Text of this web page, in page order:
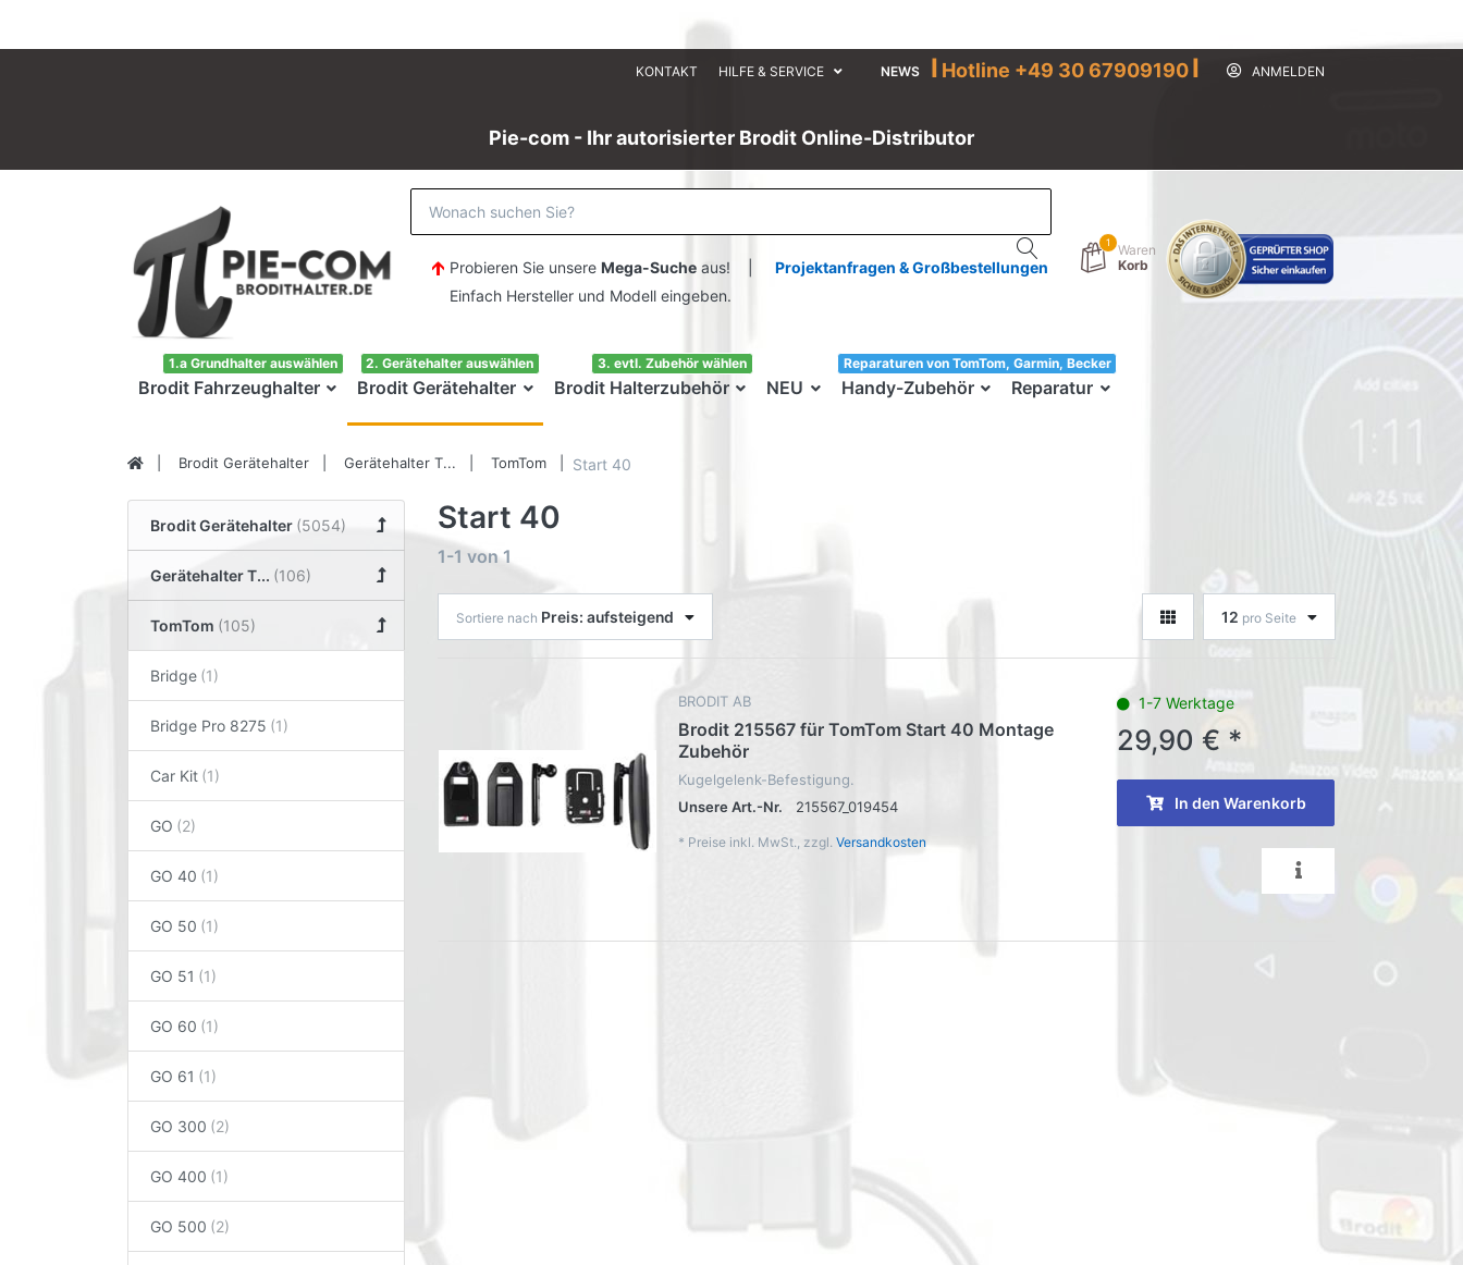
KONTAKT HILFE & SERVICE NEWS I Hotline +49 30 67909190I ANMELDEN
Pie-com - Ihr autorisierter Brodit Online-Distributor
Probieren Sie unsere Mega-Sucheaus! | Projektanfragen & Großbestellungen
Einfach Hersteller und Modell eingeben.
1
Waren
Korb
Brodit Fahrzeughalter
1.a Grundhalter auswählen
Brodit Gerätehalter
2. Gerätehalter auswählen
Brodit Halterzubehör
3. evtl. Zubehör wählen
NEU Handy-Zubehör
33!
Reparatur
Reparaturen von TomTom, Garmin, Becker
Brodit Gerätehalter Gerätehalter T... TomTom Start 40
Brodit Gerätehalter
Gerätehalter T...
TomTom
Bridge
Bridge Pro 8275
Car Kit
GO
GO 40
GO 50
GO 51
GO 60
GO 61
GO 300
GO 400
GO 500
Start 40
1-1 von 1
Sortiere nach Preis: aufsteigend 12 pro Seite
BRODIT AB
Brodit 215567 für TomTom Start 40 Montage
Zubehör
Kugelgelenk-Befestigung.
Unsere Art.-Nr.
215567_019454
* Preise inkl. MwSt., zzgl. Versandkosten
1-7 Werktage
29,90 € *
In den Warenkorb